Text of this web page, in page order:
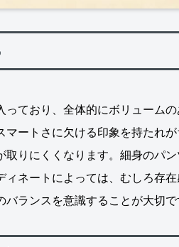
ており、全体的にボリューム
ートさに欠ける印象を持たれ
りにくくなります。細身のパ
ネートによっては、むしろ存
ランスを意識することが大切で